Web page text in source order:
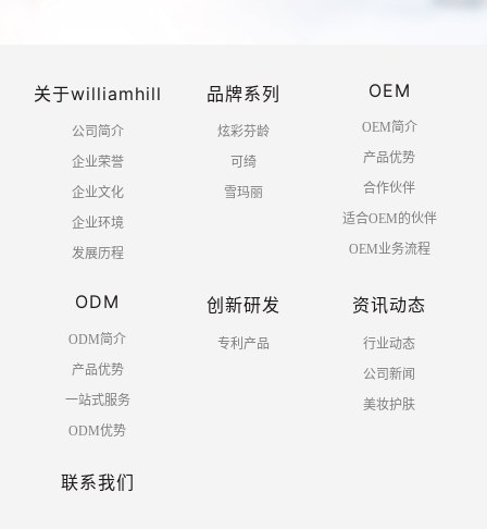
关于williamhill
公司简介
企业荣誉
企业文化
企业环境
发展历程
品牌系列
炫彩芬龄
可绮
雪玛丽
OEM
OEM简介
产品优势
合作伙伴
适合OEM的伙伴
OEM业务流程
ODM
ODM简介
产品优势
一站式服务
ODM优势
创新研发
专利产品
资讯动态
行业动态
公司新闻
美妆护肤
联系我们